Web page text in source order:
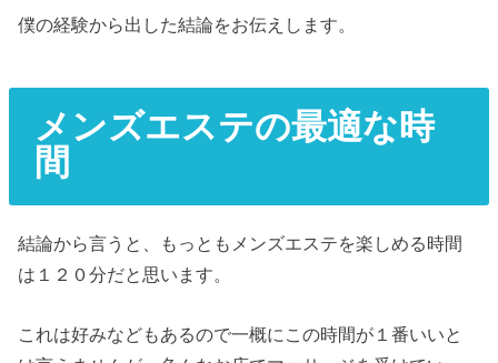
僕の経験から出した結論をお伝えします。
メンズエステの最適な時
間
結論から言うと、もっともメンズエステを楽しめる時間
は１２０分だと思います。
これは好みなどもあるので一概にこの時間が１番いいと